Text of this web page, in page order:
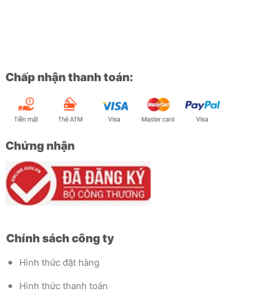
Chấp nhận thanh toán:
Chứng nhận
Chính sách công ty
Hình thức đặt hàng
Hình thức thanh toán